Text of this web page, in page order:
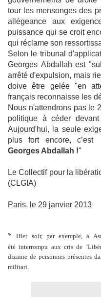
tour les mensonges des
allégeance aux
puissance qui se croit
qui réclame son
Selon le tribunal
Georges Abdallah est
arrêté d'expulsion, mais
doive être gelée "en
français reconnaisse les
Nous n'attendrons pas le
politique à céder
Aujourd'hui, la seule
plus fort encore,
Georges Abdallah !"
Le Collectif pour la
(CLGIA)
Paris, le 29 janvier 2013
*Hier soir, par exemple, à
étéinterrompu aux cris de
dizainede personnes présentes
militari.